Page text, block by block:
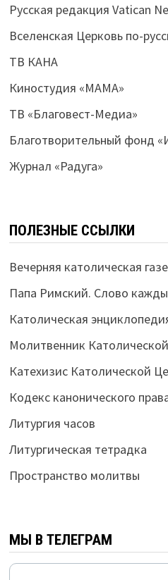
Русская редакция Vatican
Вселенская Церковь по-
ТВ КАНА
Киностудия «МАМА»
ТВ «Благовест-Медиа»
Благотворительный фонд
Журнал «Радуга»
ПОЛЕЗНЫЕ ССЫЛКИ
Вечерняя католическая
Папа Римский. Слово
Католическая
Молитвенник
Катехизис Католической
Кодекс канонического
Литургия часов
Литургическая тетрадка
Пространство молитвы
МЫ В ТЕЛЕГРАМ